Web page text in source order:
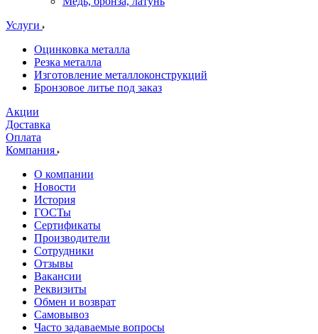
Услуги
Оцинковка металла
Резка металла
Изготовление металлоконструкций
Бронзовое литье под заказ
Акции
Доставка
Оплата
Компания
О компании
Новости
История
ГОСТы
Сертификаты
Производители
Сотрудники
Отзывы
Вакансии
Реквизиты
Обмен и возврат
Самовывоз
Часто задаваемые вопросы